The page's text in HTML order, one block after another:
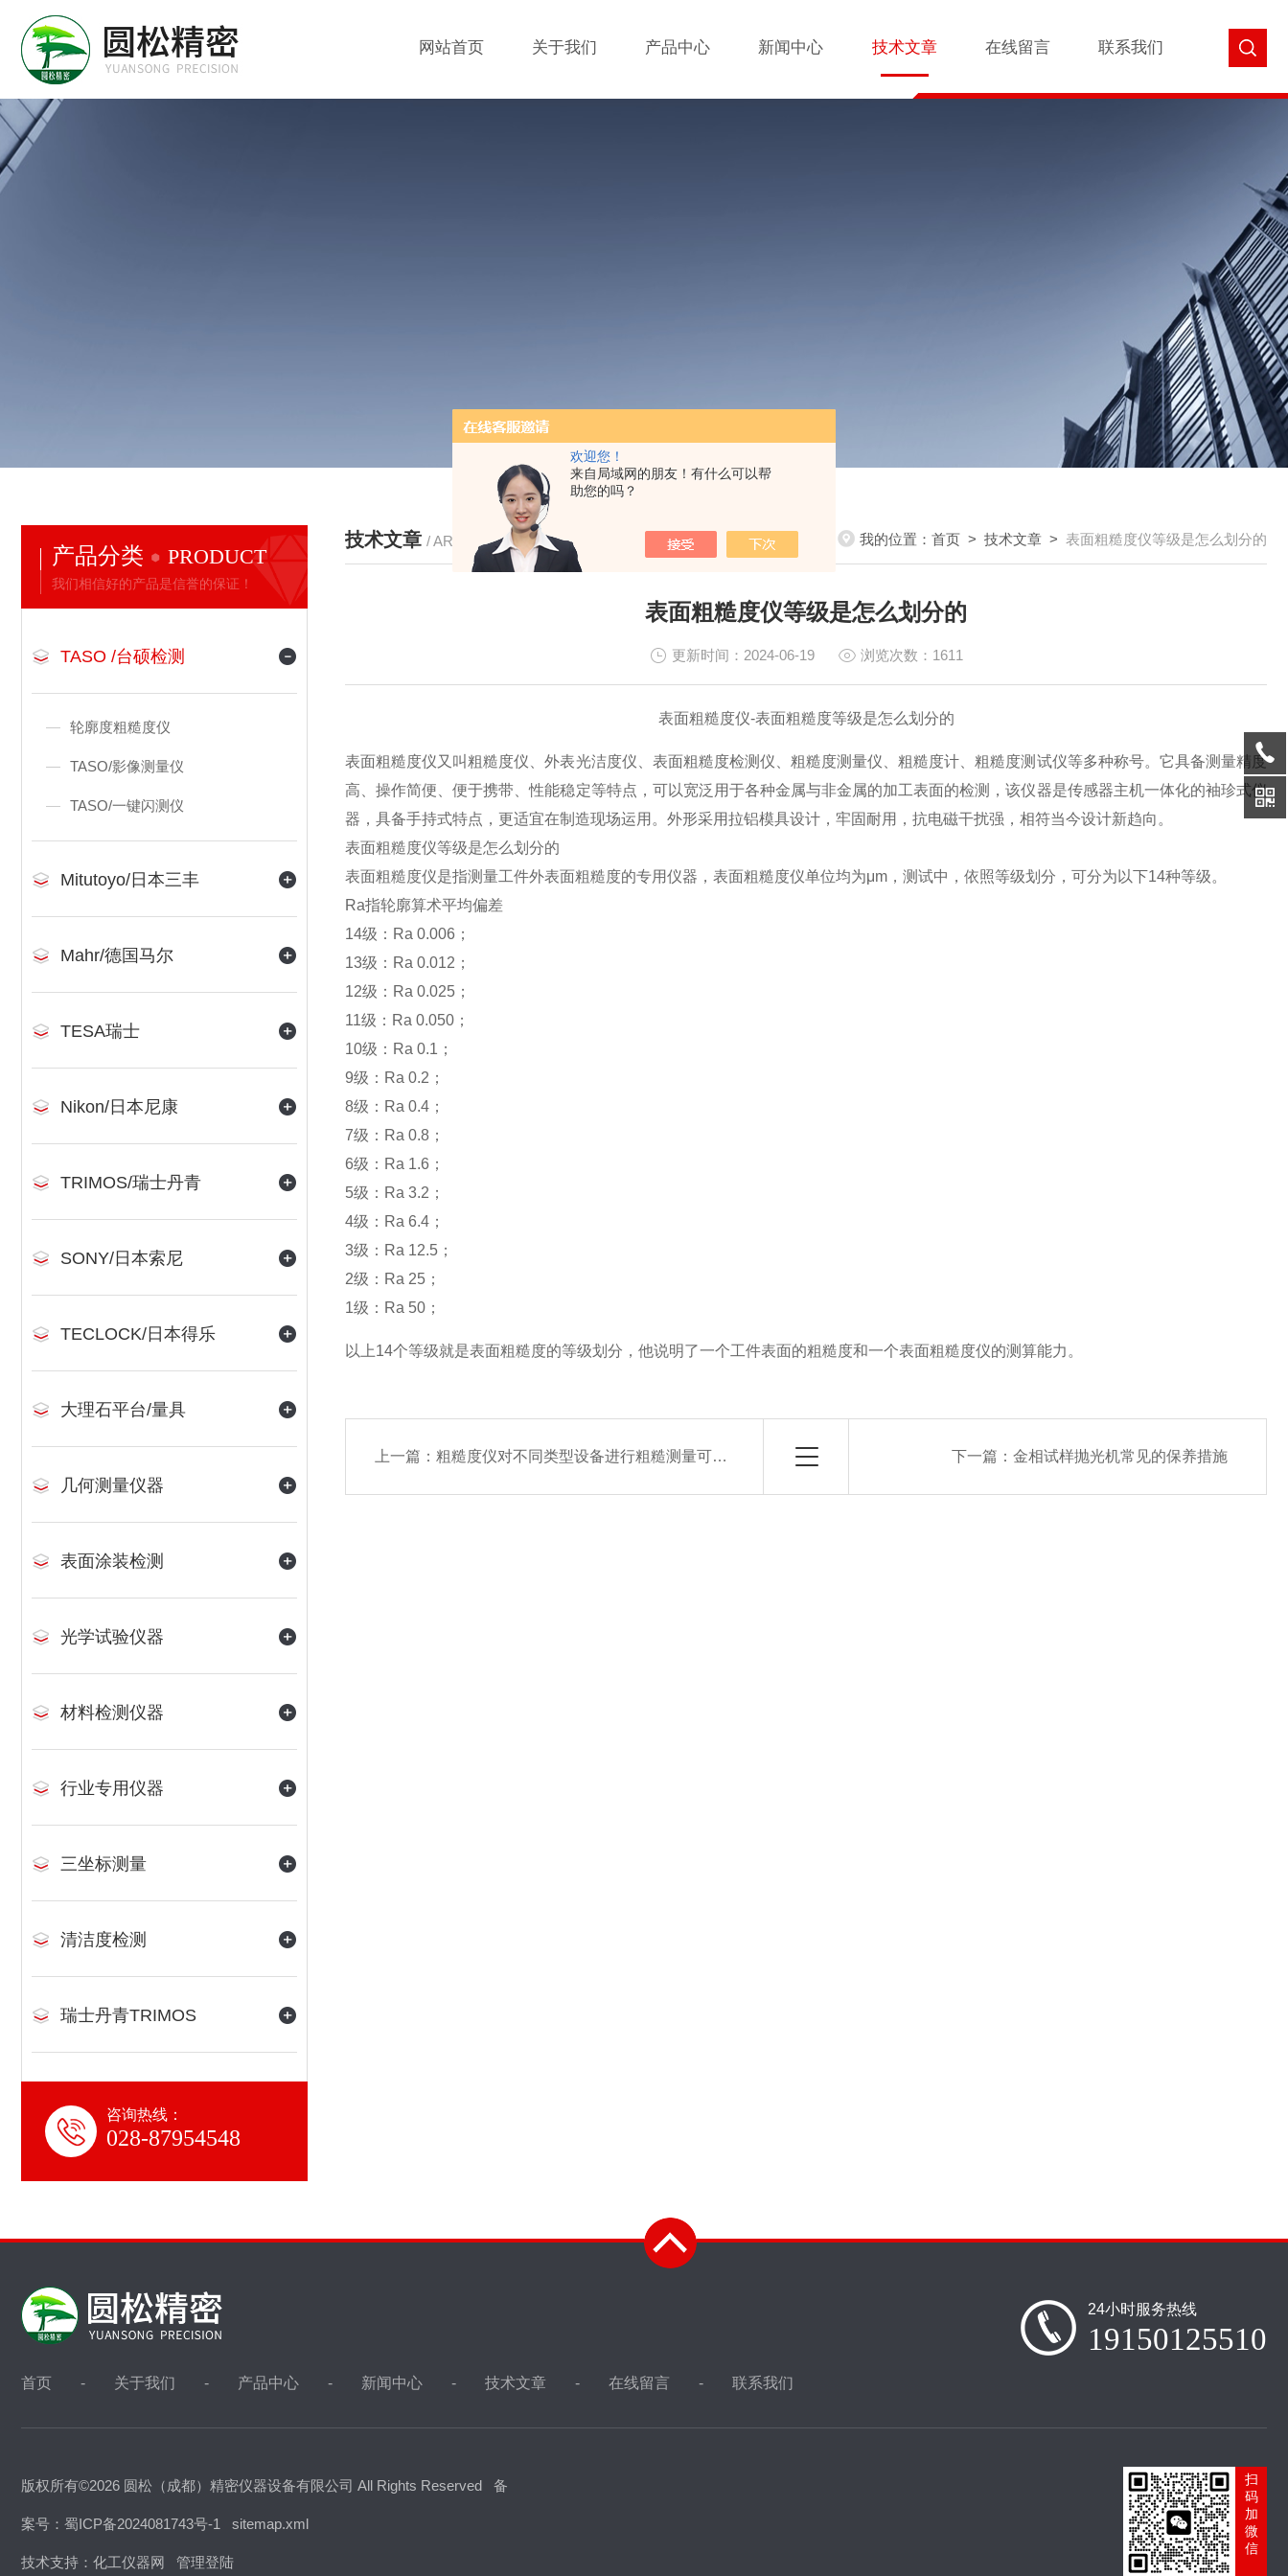
欢迎您！
来自局域网的朋友！有什么可以帮
助您的吗？
网站首页 关于我们 产品中心 新闻中心 技术文章 在线留言 联系我们
产品分类 PRODUCT
我们相信好的产品是信誉的保证！
TASO /台硕检测
轮廓度粗糙度仪
TASO/影像测量仪
TASO/一键闪测仪
Mitutoyo/日本三丰
Mahr/德国马尔
TESA瑞士
Nikon/日本尼康
TRIMOS/瑞士丹青
SONY/日本索尼
TECLOCK/日本得乐
大理石平台/量具
几何测量仪器
表面涂装检测
光学试验仪器
材料检测仪器
行业专用仪器
三坐标测量
清洁度检测
瑞士丹青TRIMOS
咨询热线：
028-87954548
技术文章 / ARTICLE 我的位置： 首页 > 技术文章 > 表面粗糙度仪等级是怎么划分的
表面粗糙度仪等级是怎么划分的
更新时间：2024-06-19 浏览次数：1611
表面粗糙度仪-表面粗糙度等级是怎么划分的
表面粗糙度仪又叫粗糙度仪、外表光洁度仪、表面粗糙度检测仪、粗糙度测量仪、粗糙度计、粗糙度测试仪等多种称号。它具备测量精度
高、操作简便、便于携带、性能稳定等特点，可以宽泛用于各种金属与非金属的加工表面的检测，该仪器是传感器主机一体化的袖珍式仪
器，具备手持式特点，更适宜在制造现场运用。外形采用拉铝模具设计，牢固耐用，抗电磁干扰强，相符当今设计新趋向。
表面粗糙度仪等级是怎么划分的
表面粗糙度仪是指测量工件外表面粗糙度的专用仪器，表面粗糙度仪单位均为μm，测试中，依照等级划分，可分为以下14种等级。
Ra指轮廓算术平均偏差
14级：Ra 0.006；
13级：Ra 0.012；
12级：Ra 0.025；
11级：Ra 0.050；
10级：Ra 0.1；
9级：Ra 0.2；
8级：Ra 0.4；
7级：Ra 0.8；
6级：Ra 1.6；
5级：Ra 3.2；
4级：Ra 6.4；
3级：Ra 12.5；
2级：Ra 25；
1级：Ra 50；
以上14个等级就是表面粗糙度的等级划分，他说明了一个工件表面的粗糙度和一个表面粗糙度仪的测算能力。
上一篇： 粗糙度仪对不同类型设备进行粗糙测量可运用哪些传感器 下一篇： 金相试样抛光机常见的保养措施
首页 关于我们 产品中心 新闻中心 技术文章 在线留言 联系我们
24小时服务热线
19150125510
版权所有©2026 圆松（成都）精密仪器设备有限公司 All Rights Reserved 备
案号：蜀ICP备2024081743号-1 sitemap.xml
技术支持： 化工仪器网 管理登陆
扫
码
加
微
信